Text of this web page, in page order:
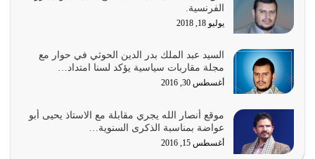
لحدود الله بالإضافات للدين
أغسطس 1, 2026
أبرز أسباب الشقاء هو الإعراض عن ذكر الله وعن هدى الله
المتمثل في القرآن الكريم
يوليو 31, 2026
أولياء الشيطان كلما كانوا أكثر ولاءً وطاعة للشيطان كلما كانوا
أكثر ضعفاً
يوليو 30, 2026
الفرنسية.
يوليو 18, 2018
السيد عبد الملك بدر الدين الحوثي في حوار مع
مجلة مقاربات سياسية يؤكد لسنا امتداد…
أغسطس 30, 2016
موقع أنصار الله يجري مقابلة مع الاستاذ يحيى أبو
عواضة بمناسبة الذكرى السنوية…
أغسطس 15, 2016